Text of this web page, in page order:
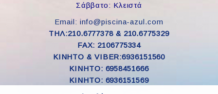
Σάββατο: Κλειστά
Email: info@piscina-azul.com
ΤΗΛ:210.6777378 & 210.6775329
FAX: 2106775334
ΚΙΝΗΤΟ & VIBER:6936151560
KINHTO: 6958451666
KINHTO: 6936151569